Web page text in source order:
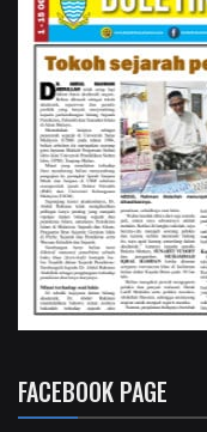
FACEBOOK PAGE